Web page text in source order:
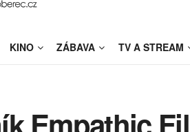
KINO ZÁBAVA TV A STREAM